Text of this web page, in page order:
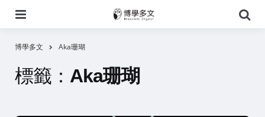
尋
博學多文 Aka珊瑚
標籤： Aka珊瑚